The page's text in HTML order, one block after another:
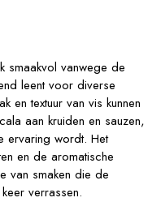
smaakvol vanwege de
leent voor diverse
en textuur van vis kunnen
aan kruiden en sauzen,
ervaring wordt. Het
en de aromatische
van smaken die de
verrassen.